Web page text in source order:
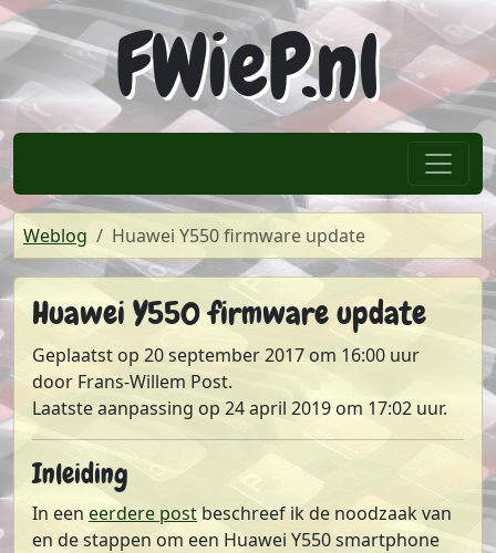
FWieP.nl
Spring naar hoofdtekst
Weblog Huawei Y550 firmware update
Huawei Y550 firmware update
Geplaatst op 20 september 2017 om 16:00 uur
door Frans-Willem Post.
Laatste aanpassing op 24 april 2019 om 17:02 uur.
Inleiding
In een eerdere post beschreef ik de noodzaak van
en de stappen om een Huawei Y550 smartphone